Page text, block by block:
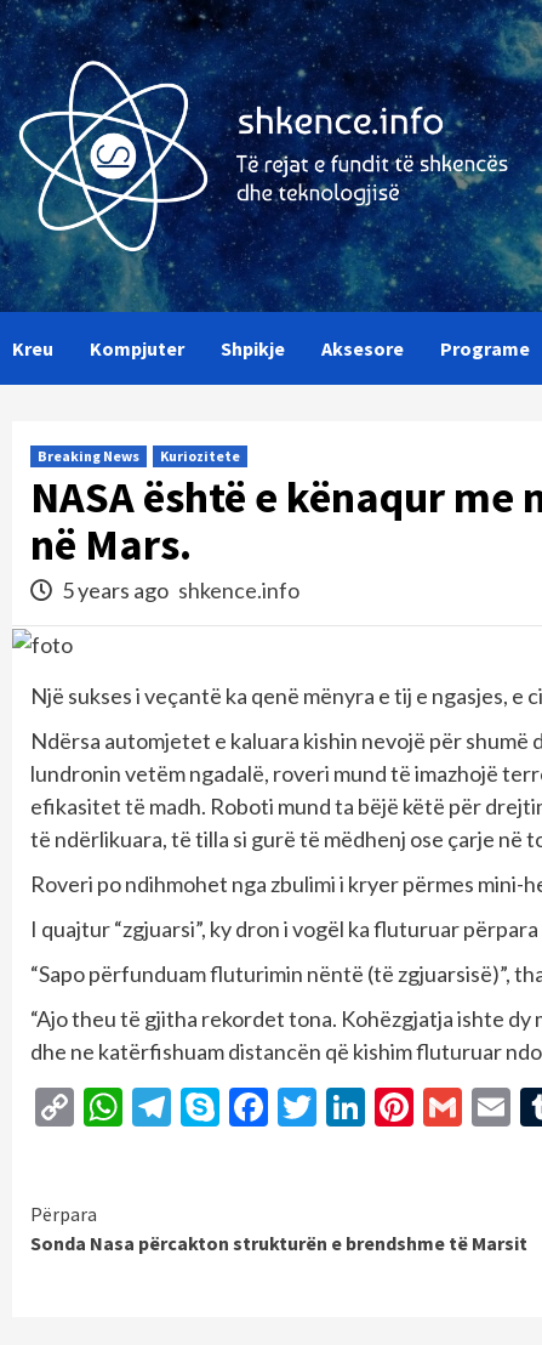
Skip
to
content
Kreu Kompjuter Shpikje Aksesore Programe
Breaking News Kuriozitete
NASA është e kënaqur me
në Mars.
5 years ago shkence.info
Një sukses i veçantë ka qenë mënyra e tij e ngasjes,
Ndërsa automjetet e kaluara kishin nevojë për
lundronin vetëm ngadalë, roveri mund të imazhojë
efikasitet të madh. Roboti mund ta bëjë këtë për
të ndërlikuara, të tilla si gurë të mëdhenj ose çarje në
Roveri po ndihmohet nga zbulimi i kryer përmes mini-
I quajtur “zgjuarsi”, ky dron i vogël ka fluturuar
“Sapo përfunduam fluturimin nëntë (të zgjuarsisë)”,
“Ajo theu të gjitha rekordet tona. Kohëzgjatja ishte dy
dhe ne katërfishuam distancën që kishim fluturuar
CopyWhatsApp
Telegram
SkypeFacebook
Twitter
LinkedIn
Continue
Reading
Përpara
Sonda Nasa përcakton strukturën e brendshme të Marsit